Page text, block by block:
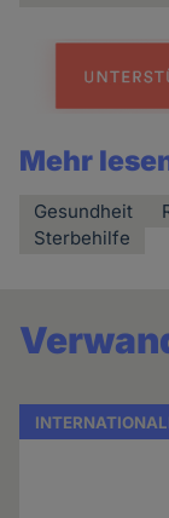
Mehr
Gesundheit
Sterbehilfe